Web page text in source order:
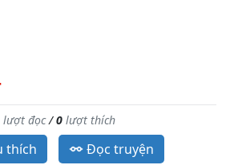
lượt đọc/0 lượt thích
thích Đọc truyện